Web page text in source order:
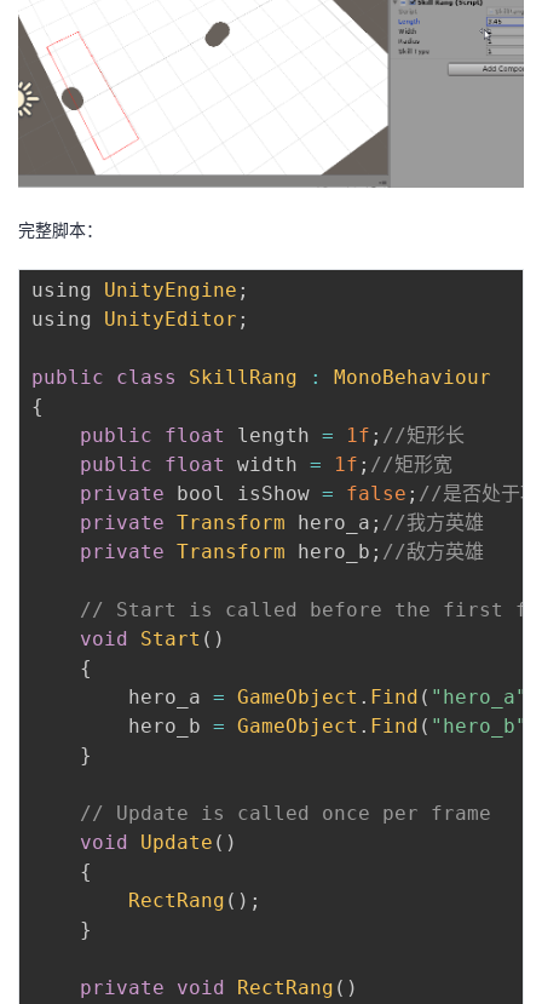
完整脚本：
using UnityEngine ;
using UnityEditor ;
public class SkillRang :
MonoBehaviour
{
public
float length = 1f ; //矩形长
public
float width = 1f ; //矩形宽
private bool isShow = false ; //是否处于攻
private Transform hero_a ; //我方英雄
private Transform hero_b ; //敌方英雄
// Start is called before the first
void
Start ( )
{
        hero_a
= GameObject . Find ( "hero_a"
        hero_b
= GameObject . Find ( "hero_b"
}
// Update is called once per frame
void
Update ( )
{
RectRang ( ) ;
}
private void RectRang ( )